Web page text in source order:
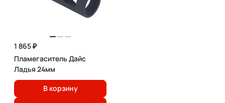
1 865 ₽
Пламегаситель Дайс
Ладья 24мм
В корзину